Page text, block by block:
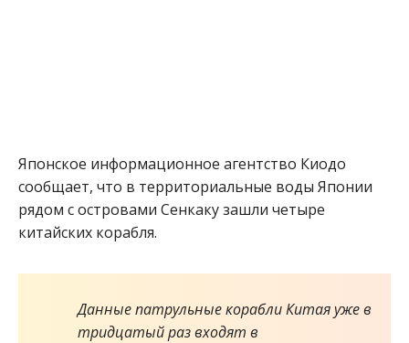
Японское информационное агентство Киодо
сообщает, что в территориальные воды Японии
рядом с островами Сенкаку зашли четыре
китайских корабля.
Данные патрульные корабли Китая уже в
тридцатый раз входят в